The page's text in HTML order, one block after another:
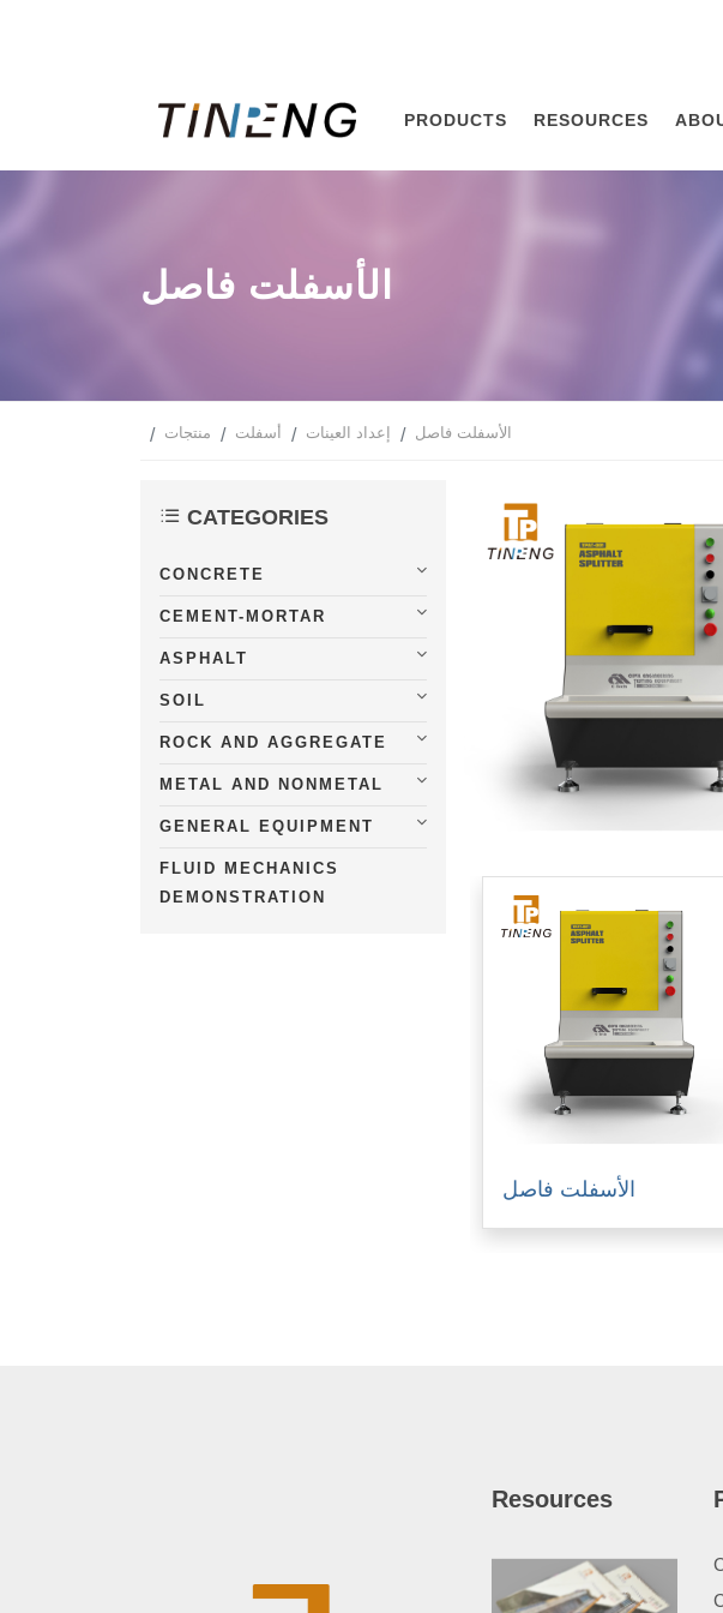
PRODUCTS RESOURCES
الأسفلت فاصل
منتجات أسفلت إعداد العينات الأسفلت فاصل
CATEGORIES
CONCRETE
CEMENT-MORTAR
ASPHALT
SOIL
ROCK AND AGGREGATE
METAL AND NONMETAL
GENERAL EQUIPMENT
FLUID MECHANICS
DEMONSTRATION
الأسفلت فاصل
Resources